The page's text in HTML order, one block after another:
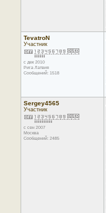
TevatroN
Участник
с дек 2010
Рига Латвия
Сообщений: 1518
Sergey4565
Участник
с сен 2007
Москва
Сообщений: 2485